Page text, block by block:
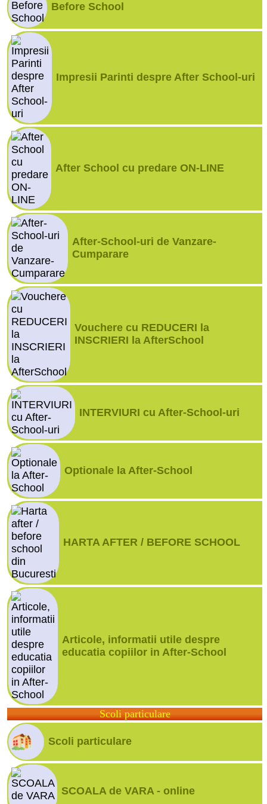
Before School
Impresii Parinti despre After School-uri
After School cu predare ON-LINE
After-School-uri de Vanzare-
Cumparare
Vouchere cu REDUCERI la
INSCRIERI la AfterSchool
INTERVIURI cu After-School-uri
Optionale la After-School
HARTA AFTER / BEFORE SCHOOL
Articole, informatii utile despre
educatia copiilor in After-School
Scoli particulare
Scoli particulare
SCOALA de VARA - online